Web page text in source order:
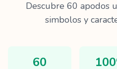
Descubre 60 apodos
simbolos y
60